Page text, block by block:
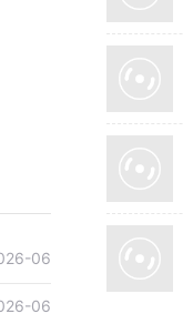
06
06